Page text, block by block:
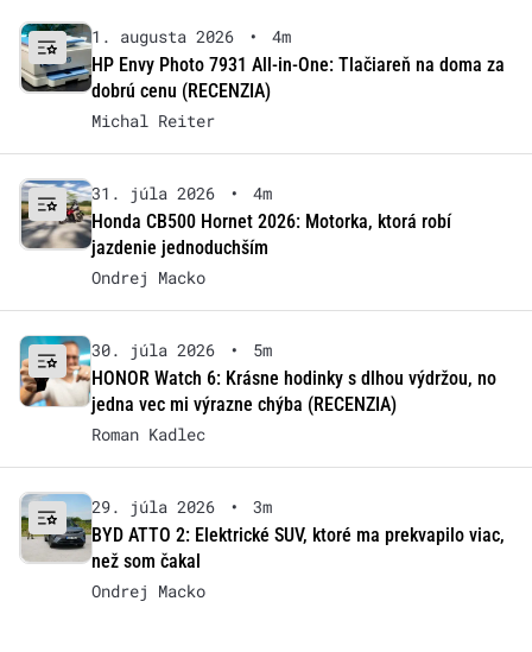
1. augusta 2026 •
4m
HP Envy Photo 7931 All-in-One: Tlačiareň na doma za
dobrú cenu (RECENZIA)
Michal Reiter
31. júla 2026 •
4m
Honda CB500 Hornet 2026: Motorka, ktorá robí
jazdenie jednoduchším
Ondrej Macko
30. júla 2026 •
5m
HONOR Watch 6: Krásne hodinky s dlhou výdržou, no
jedna vec mi výrazne chýba (RECENZIA)
Roman Kadlec
29. júla 2026 •
3m
BYD ATTO 2: Elektrické SUV, ktoré ma prekvapilo viac,
než som čakal
Ondrej Macko